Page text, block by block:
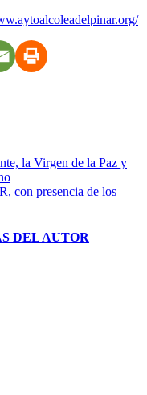
la Virgen de la Paz y
con presencia de los
DEL AUTOR